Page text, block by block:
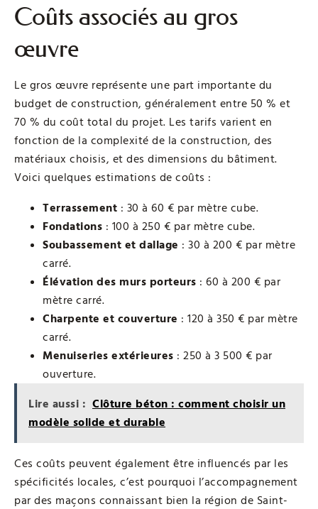
Coûts associés au gros
œuvre
Le gros œuvre représente une part importante du
budget de construction, généralement entre 50 % et
70 % du coût total du projet. Les tarifs varient en
fonction de la complexité de la construction, des
matériaux choisis, et des dimensions du bâtiment.
Voici quelques estimations de coûts :
Terrassement : 30 à 60 € par mètre cube.
Fondations : 100 à 250 € par mètre cube.
Soubassement et dallage : 30 à 200 € par mètre
carré.
Élévation des murs porteurs : 60 à 200 € par
mètre carré.
Charpente et couverture : 120 à 350 € par mètre
carré.
Menuiseries extérieures : 250 à 3 500 € par
ouverture.
Lire aussi : Clôture béton : comment choisir un
modèle solide et durable
Ces coûts peuvent également être influencés par les
spécificités locales, c’est pourquoi l’accompagnement
par des maçons connaissant bien la région de Saint-